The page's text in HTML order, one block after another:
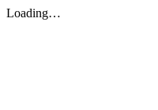
Loading…